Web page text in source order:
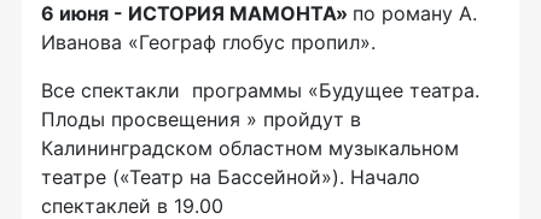
6 июня - ИСТОРИЯ МАМОНТА» по роману А.
Иванова «Географ глобус пропил».
Все спектакли программы «Будущее театра.
Плоды просвещения » пройдут в
Калининградском областном музыкальном
театре («Театр на Бассейной»). Начало
спектаклей в 19.00